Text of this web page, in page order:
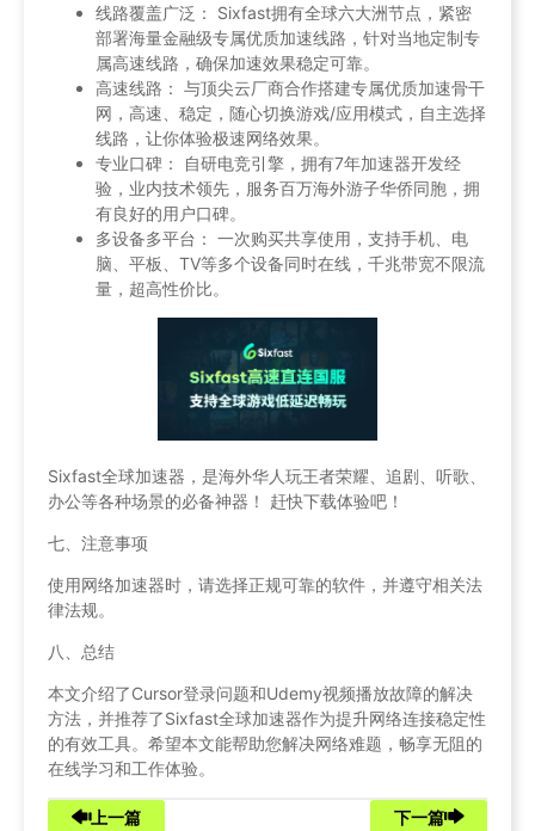
线路覆盖广泛： Sixfast拥有全球六大洲节点，紧密
部署海量金融级专属优质加速线路，针对当地定制专
属高速线路，确保加速效果稳定可靠。
高速线路： 与顶尖云厂商合作搭建专属优质加速骨干
网，高速、稳定，随心切换游戏/应用模式，自主选择
线路，让你体验极速网络效果。
专业口碑： 自研电竞引擎，拥有7年加速器开发经
验，业内技术领先，服务百万海外游子华侨同胞，拥
有良好的用户口碑。
多设备多平台： 一次购买共享使用，支持手机、电
脑、平板、TV等多个设备同时在线，千兆带宽不限流
量，超高性价比。
Sixfast全球加速器，是海外华人玩王者荣耀、追剧、听歌、
办公等各种场景的必备神器！ 赶快下载体验吧！
七、注意事项
使用网络加速器时，请选择正规可靠的软件，并遵守相关法
律法规。
八、总结
本文介绍了Cursor登录问题和Udemy视频播放故障的解决
方法，并推荐了Sixfast全球加速器作为提升网络连接稳定性
的有效工具。希望本文能帮助您解决网络难题，畅享无阻的
在线学习和工作体验。
上一篇 下一篇